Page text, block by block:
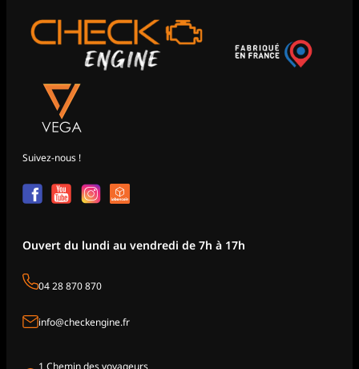
Suivez-nous !
Ouvert du lundi au vendredi de 7h à 17h
04 28 870 870
info@checkengine.fr
1 Chemin des voyageurs